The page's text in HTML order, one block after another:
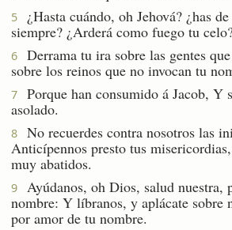
5
¿Hasta cuándo, oh Jehová? ¿has
siempre? ¿Arderá como fuego tu
6
Derrama tu ira sobre las gentes
sobre los reinos que no invocan tu
7
Porque han consumido á Jacob, Y
asolado.
8
No recuerdes contra nosotros las
Anticípennos presto tus
muy abatidos.
9
Ayúdanos, oh Dios, salud nuestra,
nombre: Y líbranos, y aplácate sobre
por amor de tu nombre.